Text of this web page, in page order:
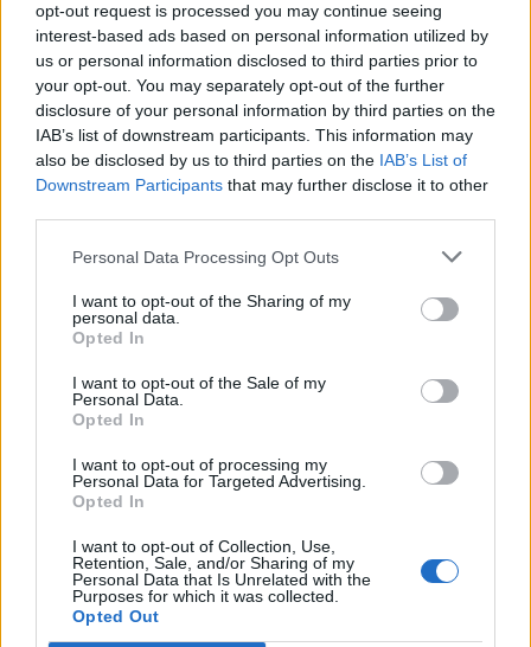
opt-out request is processed you may continue seeing
interest-based ads based on personal information utilized by
us or personal information disclosed to third parties prior to
your opt-out. You may separately opt-out of the further
disclosure of your personal information by third parties on the
IAB’s list of downstream participants. This information may
also be disclosed by us to third parties on the IAB’s List of
Downstream Participants that may further disclose it to other
Personal Data Processing Opt Outs
I want to opt-out of the Sharing of my
personal data.
Opted In
I want to opt-out of the Sale of my
Personal Data.
Opted In
I want to opt-out of processing my
Personal Data for Targeted Advertising.
Opted In
I want to opt-out of Collection, Use,
Retention, Sale, and/or Sharing of my
Personal Data that Is Unrelated with the
Purposes for which it was collected.
Opted Out
Supertähtien koteihin iskenyt
murtovaras kiinni – hallussa
miljoonilla varastettua tavaraa
Viihdeuutiset
8.5.2018, 21:00
Queen ja Adam Lambert jyräävät